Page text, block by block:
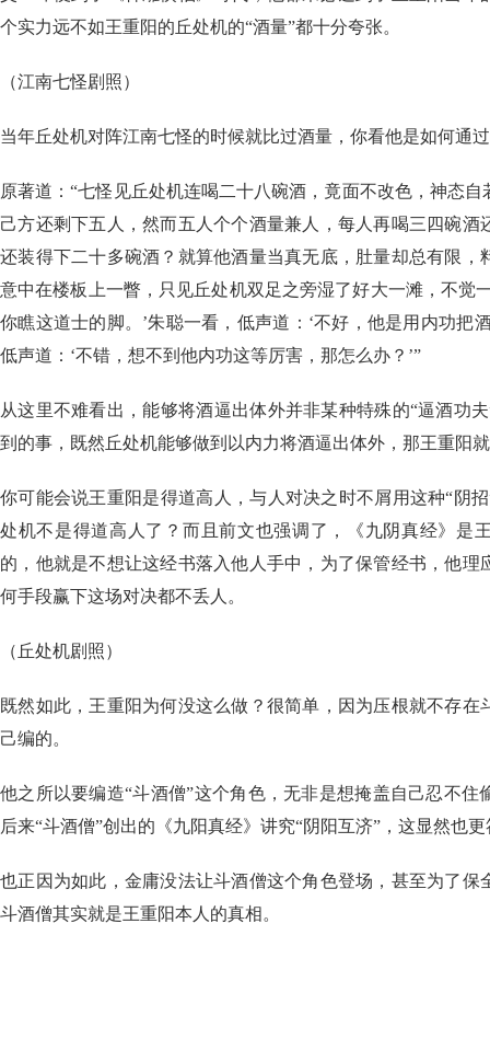
个实力远不如王重阳的丘处机的“酒量”都十分夸张。
（江南七怪剧照）
当年丘处机对阵江南七怪的时候就比过酒量，你看他是如何通
原著道：“七怪见丘处机连喝二十八碗酒，竟面不改色，神态
己方还剩下五人，然而五人个个酒量兼人，每人再喝三四碗酒
还装得下二十多碗酒？就算他酒量当真无底，肚量却总有限，
意中在楼板上一瞥，只见丘处机双足之旁湿了好大一滩，不觉
你瞧这道士的脚。’朱聪一看，低声道：‘不好，他是用内功把
低声道：‘不错，想不到他内功这等厉害，那怎么办？’”
从这里不难看出，能够将酒逼出体外并非某种特殊的“逼酒功
到的事，既然丘处机能够做到以内力将酒逼出体外，那王重阳
你可能会说王重阳是得道高人，与人对决之时不屑用这种“阴
处机不是得道高人了？而且前文也强调了，《九阴真经》是
的，他就是不想让这经书落入他人手中，为了保管经书，他理
何手段赢下这场对决都不丢人。
（丘处机剧照）
既然如此，王重阳为何没这么做？很简单，因为压根就不存在
己编的。
他之所以要编造“斗酒僧”这个角色，无非是想掩盖自己忍不住
后来“斗酒僧”创出的《九阳真经》讲究“阴阳互济”，这显然也
也正因为如此，金庸没法让斗酒僧这个角色登场，甚至为了保
斗酒僧其实就是王重阳本人的真相。